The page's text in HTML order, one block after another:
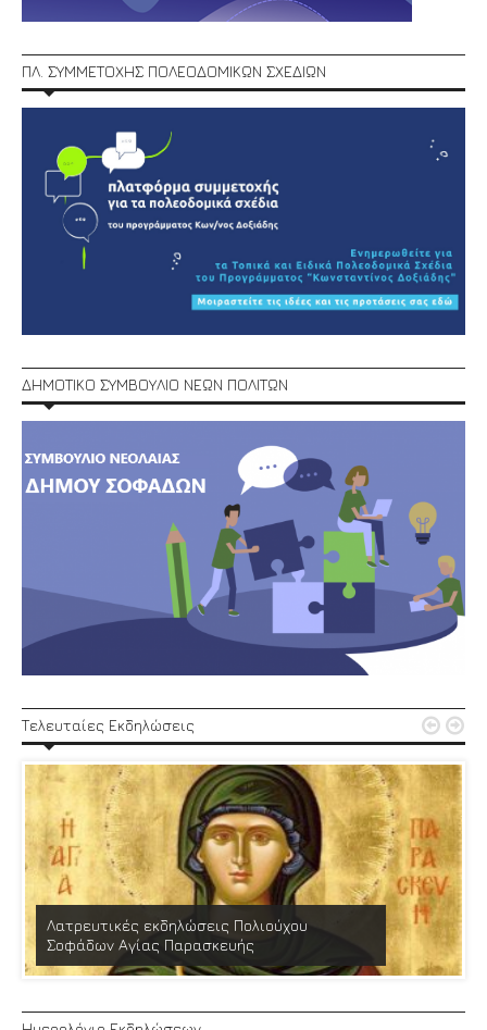
ΠΛ. ΣΥΜΜΕΤΟΧΗΣ ΠΟΛΕΟΔΟΜΙΚΩΝ ΣΧΕΔΙΩΝ
ΔΗΜΟΤΙΚΟ ΣΥΜΒΟΥΛΙΟ ΝΕΩΝ ΠΟΛΙΤΩΝ
Τελευταίες Εκδηλώσεις
Λατρευτικές εκδηλώσεις Πολιούχου
Σοφάδων Αγίας Παρασκευής
 